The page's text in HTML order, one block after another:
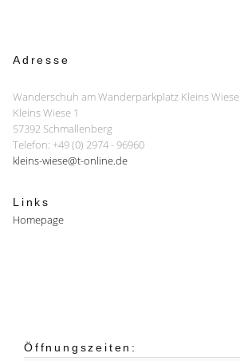
Adresse
Wanderschuh am Wanderparkplatz Kleins Wiese
Kleins Wiese 1
57392 Schmallenberg
Telefon: +49 (0) 2974 - 96960
kleins-wiese@t-online.de
Links
Homepage
Öffnungszeiten: